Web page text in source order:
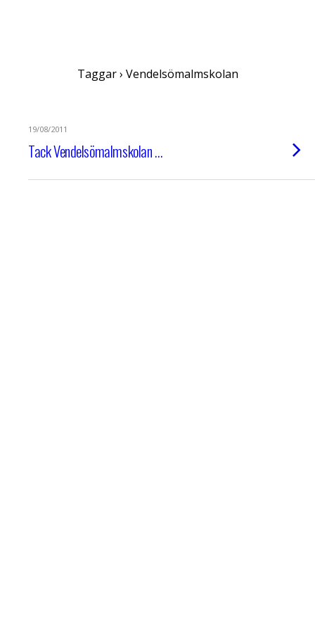
Taggar › Vendelsömalmskolan
19/08/2011
Tack Vendelsömalmskolan …